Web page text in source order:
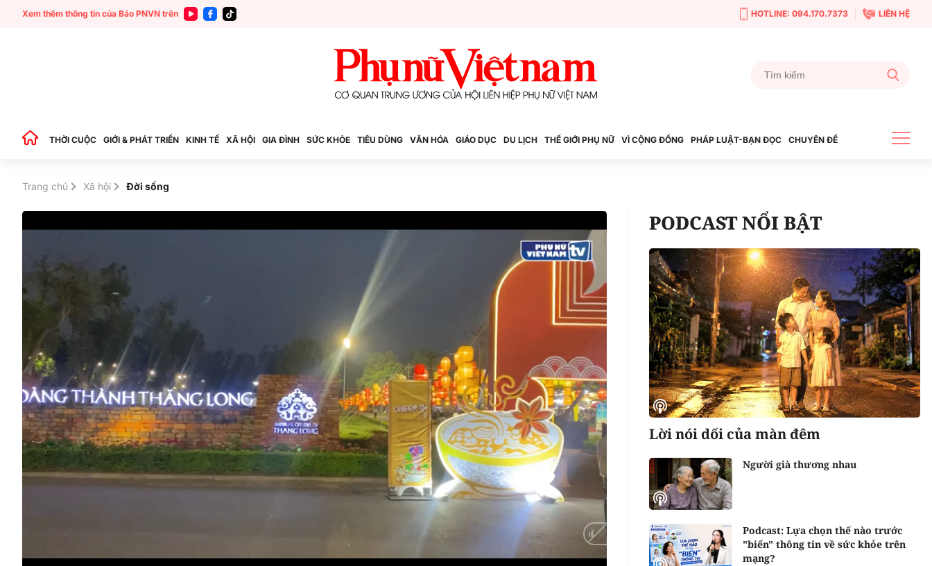
Xem thêm thông tin của Báo PNVN trên HOTLINE: 094.170.7373 LIÊN HỆ
THỜI CUỘC GIỚI & PHÁT TRIỂN KINH TẾ XÃ HỘI GIA ĐÌNH SỨC KHỎE TIÊU DÙNG VĂN HÓA GIÁO DỤC DU LỊCH THẾ GIỚI PHỤ NỮ VÌ CỘNG ĐỒNG PHÁP LUẬT-BẠN ĐỌC CHUYÊN ĐỀ
Trang chủ Xã hội Đời sống
PODCAST NỔI BẬT
Lời nói dối của màn đêm
Người già thương nhau
Podcast: Lựa chọn thế nào trước
"biển" thông tin về sức khỏe trên
mạng?